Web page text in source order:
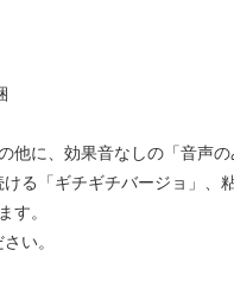
他に、効果音なしの「音声
る「ギチギチバージョ」、
。
い。